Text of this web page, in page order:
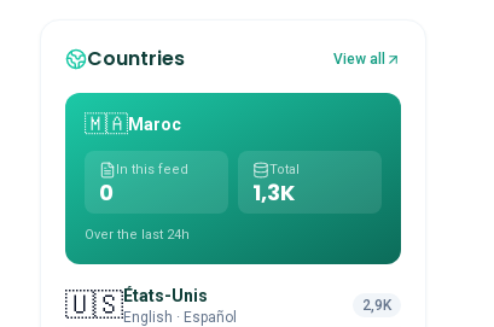
Countries View all
🇲🇦Maroc
In this feed
0
Total
1,3K
Over the last 24h
🇺🇸États-Unis
English · Español
2,9K